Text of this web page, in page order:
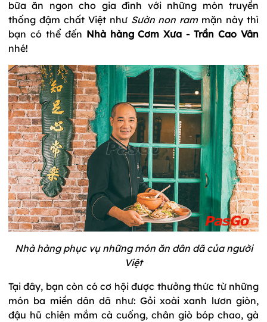
bữa ăn ngon cho gia đình với những món truyền
thống đậm chất Việt như Sườn non rammặn này thì
bạn có thể đến Nhà hàng Cơm Xưa - Trần Cao Vân
nhé!
Nhà hàng phục vụ những món ăn dân dã của người
Việt
Tại đây, bạn còn có cơ hội được thưởng thức từ những
món ba miền dân dã như: Gỏi xoài xanh lươn giòn,
đậu hũ chiên mắm cà cuống, chân giò bóp chao, gà